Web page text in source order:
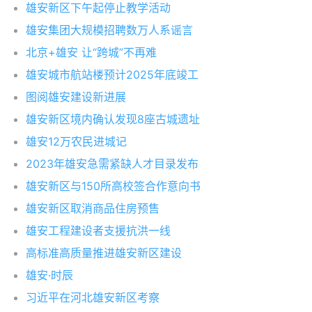
雄安新区下午起停止教学活动
雄安集团大规模招聘数万人系谣言
北京+雄安 让“跨城”不再难
雄安城市航站楼预计2025年底竣工
图阅雄安建设新进展
雄安新区境内确认发现8座古城遗址
雄安12万农民进城记
2023年雄安急需紧缺人才目录发布
雄安新区与150所高校签合作意向书
雄安新区取消商品住房预售
雄安工程建设者支援抗洪一线
高标准高质量推进雄安新区建设
雄安·时辰
习近平在河北雄安新区考察